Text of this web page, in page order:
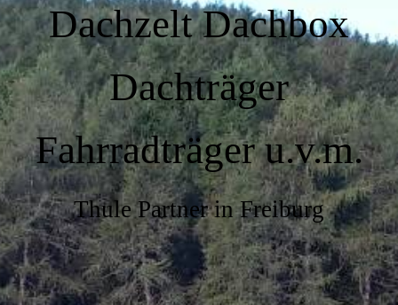
Dachzelt Dachbox
Dachträger
Fahrradträger u.v.m.
Thule Partner in Freiburg